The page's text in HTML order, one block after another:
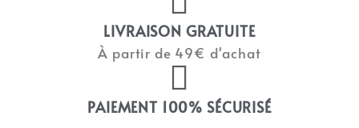
LIVRAISON GRATUITE
À partir de 49€ d'achat
PAIEMENT 100% SÉCURISÉ